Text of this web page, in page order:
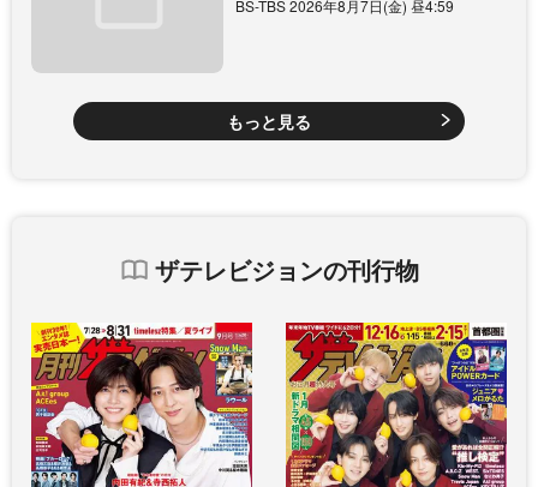
BS-TBS 2026年8月7日(金) 昼4:59
もっと見る
ザテレビジョンの刊行物